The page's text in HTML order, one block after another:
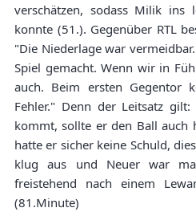
verschätzen, sodass Milik ins
konnte (51.). Gegenüber RTL
"Die Niederlage war
Spiel gemacht. Wenn wir in
auch. Beim ersten Gegentor
Fehler." Denn der Leitsatz
kommt, sollte er den Ball auch
hatte er sicher keine Schuld,
klug aus und Neuer war
freistehend nach einem
(81.Minute)